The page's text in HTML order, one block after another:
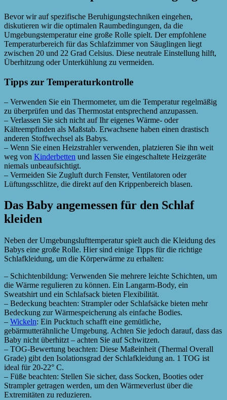
Bevor wir auf spezifische Beruhigungstechniken eingehen,
diskutieren wir die optimalen Raumbedingungen, da die
Umgebungstemperatur eine große Rolle spielt. Der empfohlene
Temperaturbereich für das Schlafzimmer von Säuglingen liegt
zwischen 20 und 22 Grad Celsius. Diese neutrale Einstellung hilft,
Überhitzung oder Unterkühlung zu vermeiden.
Tipps zur Temperaturkontrolle
– Verwenden Sie ein Thermometer, um die Temperatur regelmäßig
zu überprüfen und das Thermostat entsprechend anzupassen.
– Verlassen Sie sich nicht auf Ihr eigenes Wärme- oder
Kälteempfinden als Maßstab. Erwachsene haben einen drastisch
anderen Stoffwechsel als Babys.
– Wenn Sie einen Heizstrahler verwenden, platzieren Sie ihn weit
weg von Kinderbetten und lassen Sie eingeschaltete Heizgeräte
niemals unbeaufsichtigt.
– Vermeiden Sie Zugluft durch Fenster, Ventilatoren oder
Lüftungsschlitze, die direkt auf den Krippenbereich blasen.
Das Baby angemessen für den Schlaf
kleiden
Neben der Umgebungslufttemperatur spielt auch die Kleidung des
Babys eine große Rolle. Hier sind einige Tipps für die richtige
Schlafkleidung, um die Körperwärme zu erhalten:
– Schichtenbildung: Verwenden Sie mehrere leichte Schichten, um
die Wärme regulieren zu können. Ein Langarm-Body, ein
Sweatshirt und ein Schlafsack bieten Flexibilität.
– Bedeckung beachten: Strampler oder Schlafsäcke bieten mehr
Bedeckung zur Wärmespeicherung als einfache Bodies.
– Wickeln: Ein Pucktuch schafft eine gemütliche,
gebärmutterähnliche Umgebung. Achten Sie jedoch darauf, dass das
Baby nicht überhitzt – achten Sie auf Schwitzen.
– TOG-Bewertung beachten: Diese Maßeinheit (Thermal Overall
Grade) gibt den Isolationsgrad der Schlafkleidung an. 1 TOG ist
ideal für 20-22° C.
– Füße beachten: Stellen Sie sicher, dass Socken, Booties oder
Strampler getragen werden, um den Wärmeverlust über die
Extremitäten zu reduzieren.